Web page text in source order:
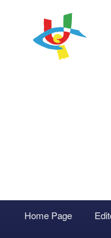
principale
Vai
Vai
Accedi
Home Page